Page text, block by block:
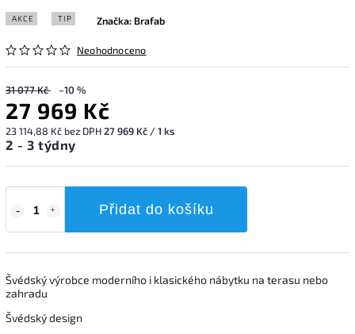
AKCE TIP
Neohodnoceno
Značka: Brafab
31 077 Kč –10 %
27 969 Kč
23 114,88 Kč bez DPH27 969 Kč / 1 ks
2 - 3 týdny
Přidat do košíku
Švédský výrobce moderního i klasického nábytku na terasu nebo
zahradu
Švédský design